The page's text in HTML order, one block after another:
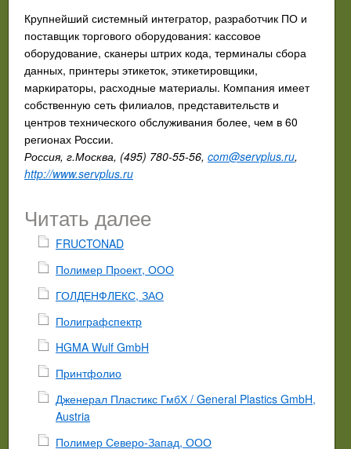
Крупнейший системный интегратор, разработчик ПО и
поставщик торгового оборудования: кассовое
оборудование, сканеры штрих кода, терминалы сбора
данных, принтеры этикеток, этикетировщики,
маркираторы, расходные материалы. Компания имеет
собственную сеть филиалов, представительств и
центров технического обслуживания более, чем в 60
регионах России.
Россия, г.Москва, (495) 780-55-56, com@servplus.ru,
http://www.servplus.ru
Читать далее
FRUCTONAD
Полимер Проект, ООО
ГОЛДЕНФЛЕКС, ЗАО
Полиграфспектр
HGMA Wulf GmbH
Принтфолио
Дженерал Пластикс ГмбХ / General Plastics GmbH,
Austria
Полимер Северо-Запад, ООО